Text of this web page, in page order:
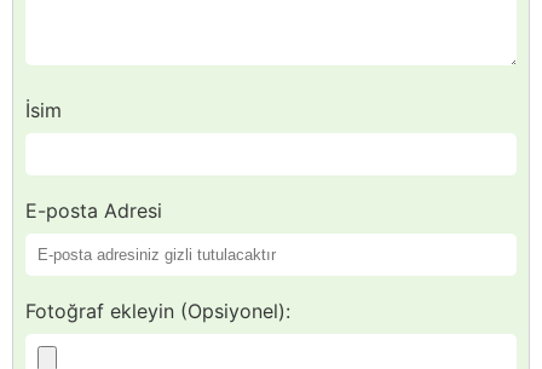
İsim
E-posta Adresi
Fotoğraf ekleyin (Opsiyonel):